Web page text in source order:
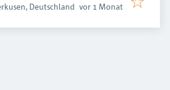
Deutschland Veröffentlicht
vor 1 Monat